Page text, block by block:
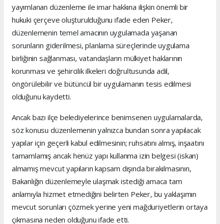
yayımlanan düzenleme ile imar hakkına ilişkin önemli bir
hukuki çerçeve oluşturulduğunu ifade eden Peker,
düzenlemenin temel amacının uygulamada yaşanan
sorunların giderilmesi, planlama süreçlerinde uygulama
birliğinin sağlanması, vatandaşların mülkiyet haklarının
korunması ve şehircilik ilkeleri doğrultusunda adil,
öngörülebilir ve bütüncül bir uygulamanın tesis edilmesi
olduğunu kaydetti.
Ancak bazı ilçe belediyelerince benimsenen uygulamalarda,
söz konusu düzenlemenin yalnızca bundan sonra yapılacak
yapılar için geçerli kabul edilmesinin; ruhsatını almış, inşaatını
tamamlamış ancak henüz yapı kullanma izin belgesi (iskan)
almamış mevcut yapıların kapsam dışında bırakılmasının,
Bakanlığın düzenlemeyle ulaşmak istediği amaca tam
anlamıyla hizmet etmediğini belirten Peker, bu yaklaşımın
mevcut sorunları çözmek yerine yeni mağduriyetlerin ortaya
çıkmasına neden olduğunu ifade etti.